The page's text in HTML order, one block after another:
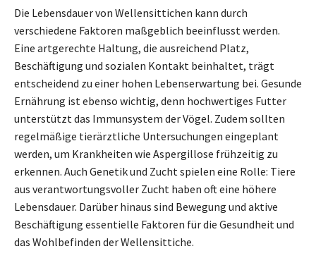
Die Lebensdauer von Wellensittichen kann durch
verschiedene Faktoren maßgeblich beeinflusst werden.
Eine artgerechte Haltung, die ausreichend Platz,
Beschäftigung und sozialen Kontakt beinhaltet, trägt
entscheidend zu einer hohen Lebenserwartung bei. Gesunde
Ernährung ist ebenso wichtig, denn hochwertiges Futter
unterstützt das Immunsystem der Vögel. Zudem sollten
regelmäßige tierärztliche Untersuchungen eingeplant
werden, um Krankheiten wie Aspergillose frühzeitig zu
erkennen. Auch Genetik und Zucht spielen eine Rolle: Tiere
aus verantwortungsvoller Zucht haben oft eine höhere
Lebensdauer. Darüber hinaus sind Bewegung und aktive
Beschäftigung essentielle Faktoren für die Gesundheit und
das Wohlbefinden der Wellensittiche.